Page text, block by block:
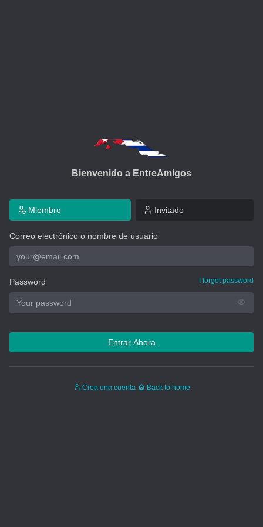
Bienvenido a EntreAmigos
Miembro Invitado
Correo electrónico o nombre de usuario
Password I forgot password
Entrar Ahora
Crea una cuenta Back to home